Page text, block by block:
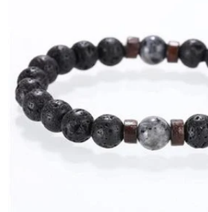
Ouvrir le média 2 en mode modal